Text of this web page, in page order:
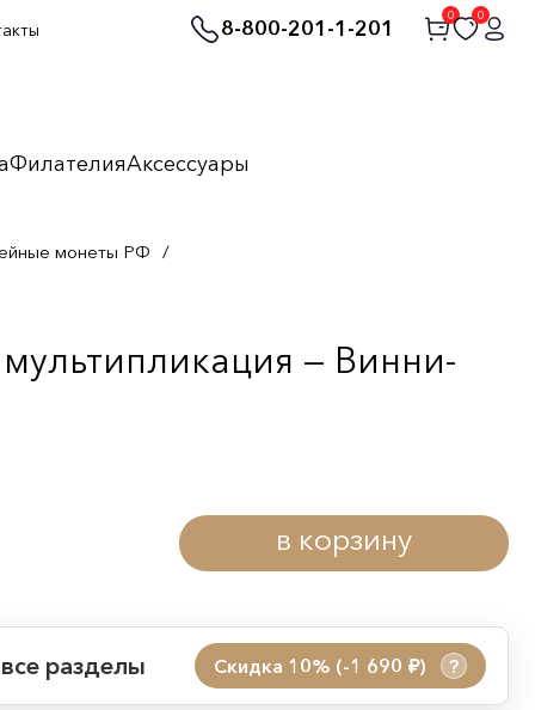
8-800-201-1-201
0 0
ФилателияАксессуары
монеты РФ /
— Винни-
в корзину
разделы Скидка 10% (-1 690 руб.) ?